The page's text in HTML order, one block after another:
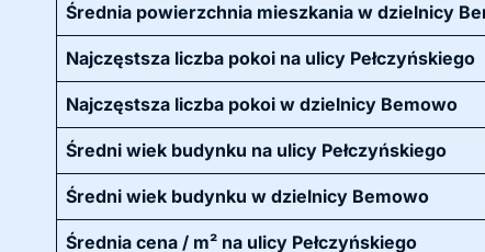
Średnia powierzchnia mieszkania w dzielnicy
Najczęstsza liczba pokoi na ulicy Pełczyńskiego
Najczęstsza liczba pokoi w dzielnicy Bemowo
Średni wiek budynku na ulicy Pełczyńskiego
Średni wiek budynku w dzielnicy Bemowo
Średnia cena / m² na ulicy Pełczyńskiego